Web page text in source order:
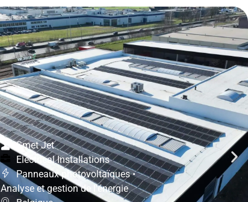
Smet Jet
Electrical Installations
Panneaux photovoltaïques •
Analyse et gestion de l'énergie